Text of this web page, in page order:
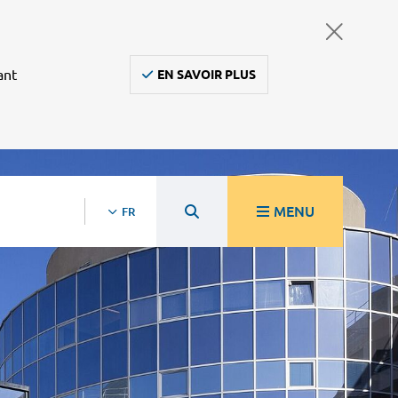
EN SAVOIR PLUS
FR MENU